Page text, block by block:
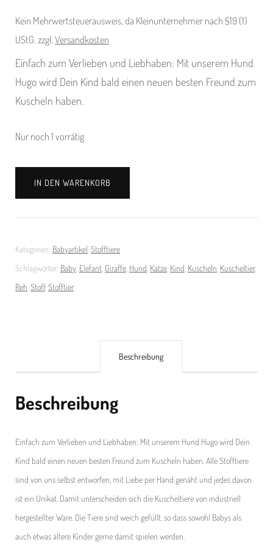
Kein Mehrwertsteuerausweis, da Kleinunternehmer nach §19 (1)
UStG. zzgl. Versandkosten
Einfach zum Verlieben und Liebhaben: Mit unserem Hund
Hugo wird Dein Kind bald einen neuen besten Freund zum
Kuscheln haben.
Nur noch 1 vorrätig
Hund
HugoIN DEN WARENKORB
Kategorien: Babyartikel Stofftiere
Schlagwörter: Baby Elefant Giraffe Hund Katze Kind Kuscheln Kuscheltier,
Reh Stoff, Stofftier
Beschreibung
Beschreibung
Einfach zum Verlieben und Liebhaben: Mit unserem Hund Hugo wird Dein
Kind bald einen neuen besten Freund zum Kuscheln haben. Alle Stofftiere
sind von uns selbst entworfen, mit Liebe per Hand genäht und jedes davon
ist ein Unikat. Damit unterscheiden sich die Kuscheltiere von industriell
hergestellter Ware. Die Tiere sind weich gefüllt, so dass sowohl Babys als
auch etwas ältere Kinder gerne damit spielen werden.